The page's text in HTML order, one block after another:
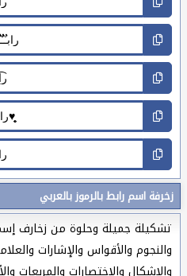
زخرفة اسم رابط بالرموز بالعربي
تشكيلة جميلة وحلوة من زخارف إسم
والنجوم والأقواس والإشارات
والاشكال والاختصارات والمربعات